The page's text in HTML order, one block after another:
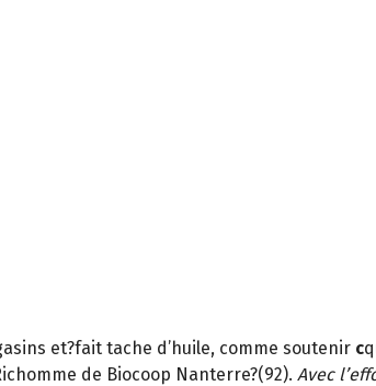
et?fait tache d’huile, comme soutenir c
de Biocoop Nanterre?(92). Avec